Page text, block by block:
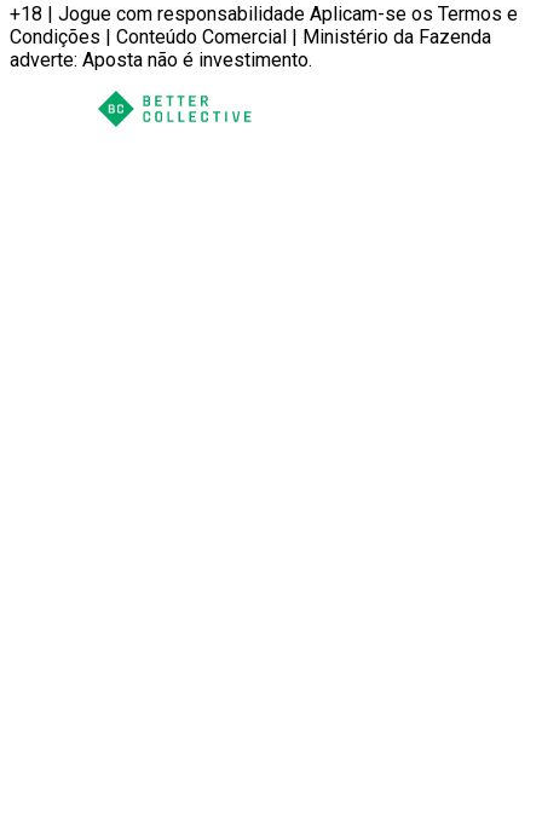
+18 | Jogue com responsabilidade Aplicam-se os Termos e
Condições | Conteúdo Comercial | Ministério da Fazenda
adverte: Aposta não é investimento.